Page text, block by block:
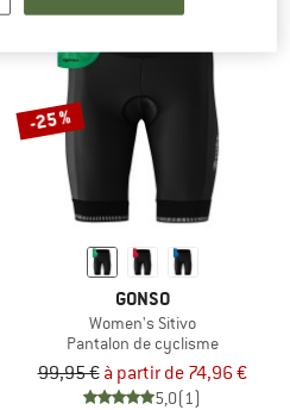
-25 %
GONSO
Women's Sitivo
Pantalon de cyclisme
99,95 € à partir de 74,96 €
5,0(1)